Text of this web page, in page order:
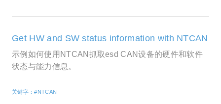
Get HW and SW status information with NTCAN
示例如何使用NTCAN抓取esd CAN设备的硬件和软件
状态与能力信息。
关键字：#NTCAN